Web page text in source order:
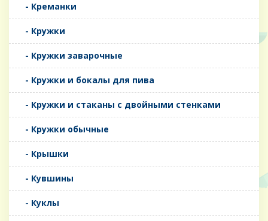
- Креманки
- Кружки
- Кружки заварочные
- Кружки и бокалы для пива
- Кружки и стаканы с двойными стенками
- Кружки обычные
- Крышки
- Кувшины
- Куклы